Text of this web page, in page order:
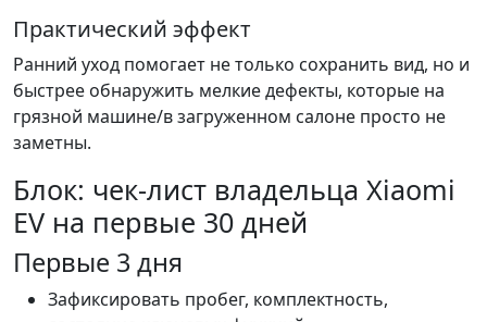
Практический эффект
Ранний уход помогает не только сохранить вид, но и
быстрее обнаружить мелкие дефекты, которые на
грязной машине/в загруженном салоне просто не
заметны.
Блок: чек-лист владельца Xiaomi
EV на первые 30 дней
Первые 3 дня
Зафиксировать пробег, комплектность,